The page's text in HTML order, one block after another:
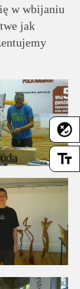
flaky
text_fields
w wbijaniu
jak